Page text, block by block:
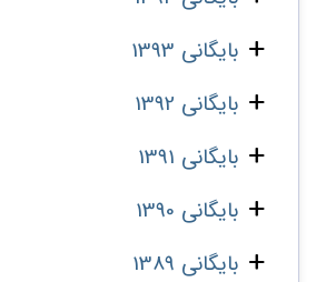
بایگانی 1393
بایگانی 1392
بایگانی 1391
بایگانی 1390
بایگانی 1389